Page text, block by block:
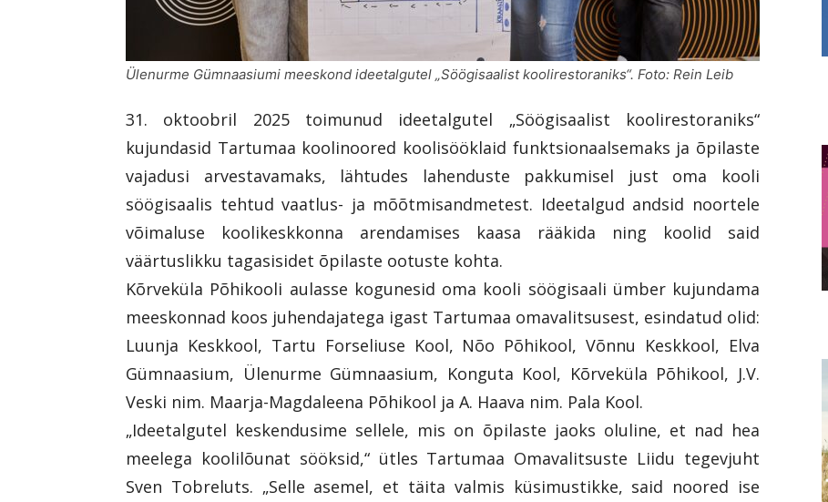
Ülenurme Gümnaasiumi meeskond ideetalgutel „Söögisaalist koolirestoraniks“. Foto: Rein Leib
31. oktoobril 2025 toimunud ideetalgutel „Söögisaalist koolirestoraniks“
kujundasid Tartumaa koolinoored koolisööklaid funktsionaalsemaks ja õpilaste
vajadusi arvestavamaks, lähtudes lahenduste pakkumisel just oma kooli
söögisaalis tehtud vaatlus- ja mõõtmisandmetest. Ideetalgud andsid noortele
võimaluse koolikeskkonna arendamises kaasa rääkida ning koolid said
väärtuslikku tagasisidet õpilaste ootuste kohta.
Kõrveküla Põhikooli aulasse kogunesid oma kooli söögisaali ümber kujundama
meeskonnad koos juhendajatega igast Tartumaa omavalitsusest, esindatud olid:
Luunja Keskkool, Tartu Forseliuse Kool, Nõo Põhikool, Võnnu Keskkool, Elva
Gümnaasium, Ülenurme Gümnaasium, Konguta Kool, Kõrveküla Põhikool, J.V.
Veski nim. Maarja-Magdaleena Põhikool ja A. Haava nim. Pala Kool.
„Ideetalgutel keskendusime sellele, mis on õpilaste jaoks oluline, et nad hea
meelega koolilõunat sööksid,“ ütles Tartumaa Omavalitsuste Liidu tegevjuht
Sven Tobreluts. „Selle asemel, et täita valmis küsimustikke, said noored ise